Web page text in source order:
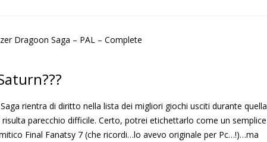
rientra di diritto nella lista dei migliori giochi usciti durante quella
parecchio difficile. Certo, potrei etichettarlo come un semplice
Final Fanatsy 7 (che ricordi…lo avevo originale per Pc…!)…ma